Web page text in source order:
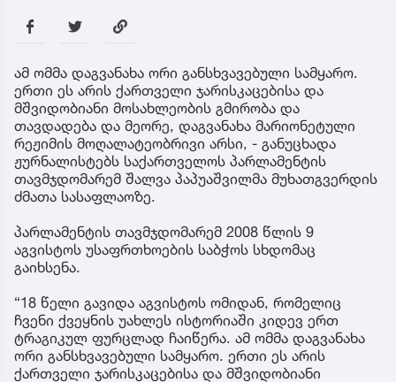
ამ ომმა დაგვანახა ორი განსხვავებული სამყარო.
ერთი ეს არის ქართველი ჯარისკაცებისა და
მშვიდობიანი მოსახლეობის გმირობა და
თავდადება და მეორე, დაგვანახა მარიონეტული
რეჟიმის მოღალატეობრივი არსი, - განუცხადა
ჟურნალისტებს საქართველოს პარლამენტის
თავმჯდომარემ შალვა პაპუაშვილმა მუხათგვერდის
ძმათა სასაფლაოზე.
პარლამენტის თავმჯდომარემ 2008 წლის 9
აგვისტოს უსაფრთხოების საბჭოს სხდომაც
გაიხსენა.
“18 წელი გავიდა აგვისტოს ომიდან, რომელიც
ჩვენი ქვეყნის უახლეს ისტორიაში კიდევ ერთ
ტრაგიკულ ფურცლად ჩაიწერა. ამ ომმა დაგვანახა
ორი განსხვავებული სამყარო. ერთი ეს არის
ქართველი ჯარისკაცებისა და მშვიდობიანი